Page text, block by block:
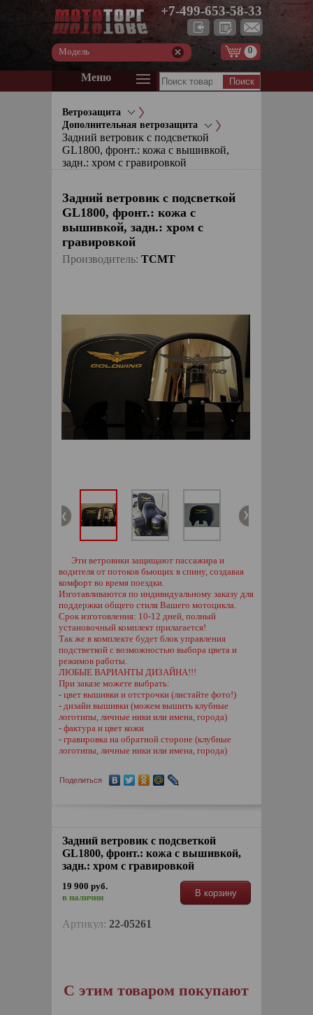
+7-499-653-58-33
Модель 0
Меню
Ветрозащита
Дополнительная ветрозащита
Задний ветровик с подсветкой
GL1800, фронт.: кожа с вышивкой,
задн.: хром с гравировкой
Задний ветровик с подсветкой
GL1800, фронт.: кожа с
вышивкой, задн.: хром с
гравировкой
Производитель: TCMT
Эти ветровики защищают пассажира и
водителя от потоков бьющих в спину, создавая
комфорт во время поездки.
Изготавливаются по индивидуальному заказу для
поддержки общего стиля Вашего мотоцикла.
Срок изготовления: 10-12 дней, полный
установочный комплект прилагается!
Так же в комплекте будет блок управления
подстветкой с возможностью выбора цвета и
режимов работы.
ЛЮБЫЕ ВАРИАНТЫ ДИЗАЙНА!!!
При заказе можете выбрать:
- цвет вышивки и отстрочки (листайте фото!)
- дизайн вышивки (можем вышить клубные
логотипы, личные ники или имена, города)
- фактура и цвет кожи
- гравировка на обратной стороне (клубные
логотипы, личные ники или имена, города)
Поделиться
Задний ветровик с подсветкой
GL1800, фронт.: кожа с вышивкой,
задн.: хром с гравировкой
19 900 руб.
в наличии
В корзину
Артикул: 22-05261
С этим товаром покупают